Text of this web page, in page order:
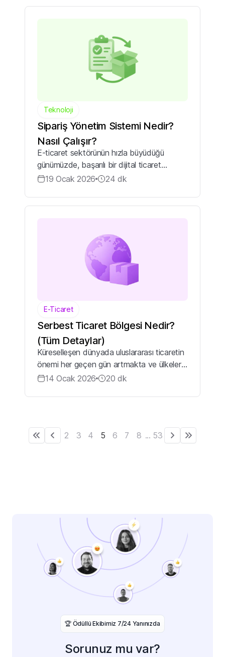
Teknoloji
Sipariş Yönetim Sistemi Nedir?
Nasıl Çalışır?
E-ticaret sektörünün hızla büyüdüğü
günümüzde, başarılı bir dijital ticaret
operasyonu yürütmek giderek
19 Ocak 2026 24 dk
E-Ticaret
Serbest Ticaret Bölgesi Nedir?
(Tüm Detaylar)
Küreselleşen dünyada uluslararası ticaretin
önemi her geçen gün artmakta ve ülkeler
ekonomik büyümelerini desteklemek için
14 Ocak 2026 20 dk
2 3 4 5 6 7 8 ... 53
️🏆 Ödüllü Ekibimiz 7/24 Yanınızda
Sorunuz mu var?